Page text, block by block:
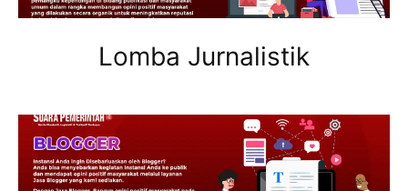
Lomba Jurnalistik